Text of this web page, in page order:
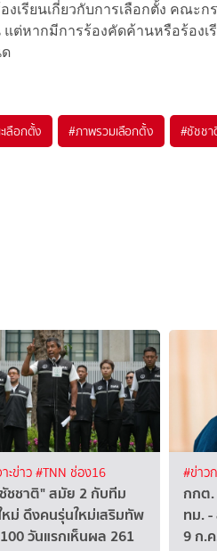
เรียนเกี่ยวกับการเลือกตั้ง คณะก
ต่หากมีการร้องคัดค้านหรือร้องเ
ลือกตั้ง #ภาพรวมเลือกตั้ง #ชัชชา
ะข่าว#TNN ช่อง16
ชชาติ" สมัย 2 กับทีม
หม่ ดึงคนรุ่นใหม่เสริมทัพ
วันแรกเห็นผล 261
#ข่าว
กกต.
ทม.
9 ก.